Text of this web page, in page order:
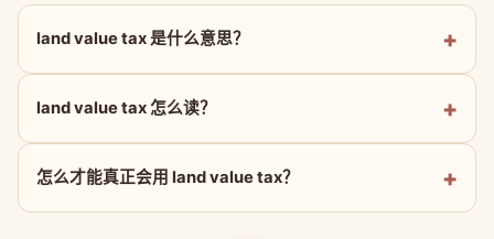
land value tax 是什么意思？
land value tax 怎么读？
怎么才能真正会用 land value tax？